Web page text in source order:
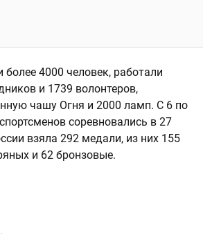
более 4000 человек, работали
и 1739 волонтеров,
чашу Огня и 2000 ламп. С 6 по
соревновались в 27
взяла 292 медали, из них 155
и 62 бронзовые.